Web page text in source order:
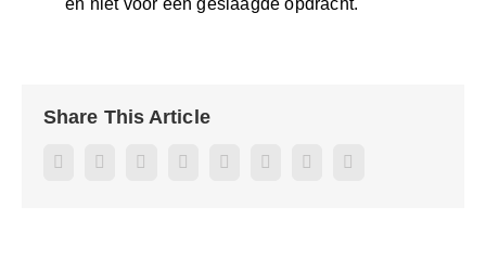
en niet voor een geslaagde opdracht.
Share This Article
FacebookTwitter Reddit LinkedInWhatsApp
Pinterest